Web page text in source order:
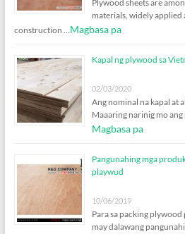
Plywood sheets are
materials, widely applied
construction …Magbasa pa
Kapal ng plywood sa
02/03/2020
Ang nominal na kapal at
Maaaring narinig mo
Magbasa pa
Pangunahing mga
playwud
10/06/2019
Para sa packing
may dalawang